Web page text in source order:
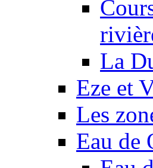
La
Eze et
Les
Eau de